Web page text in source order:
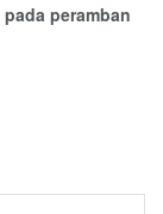
peramban